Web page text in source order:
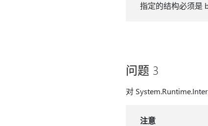
指定的结构必须是
问题 3
对
注意